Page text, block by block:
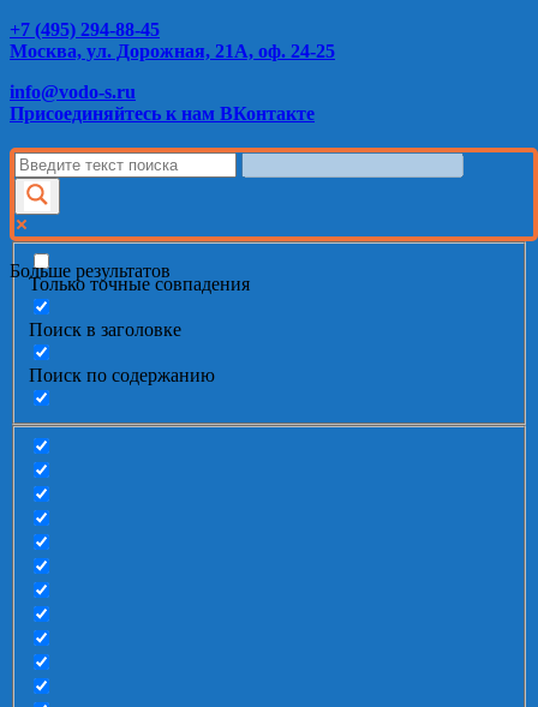
+7 (495) 294-88-45
Москва, ул. Дорожная, 21А, оф. 24-25
info@vodo-s.ru
Присоединяйтесь к нам ВКонтакте
Больше результатов
Только точные совпадения
Поиск в заголовке
Поиск по содержанию